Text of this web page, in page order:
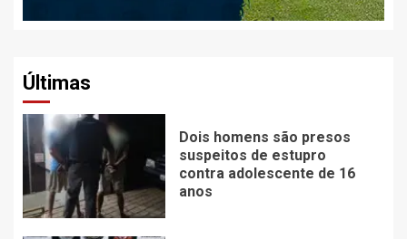
Últimas
Dois homens são presos
suspeitos de estupro
contra adolescente de 16
anos